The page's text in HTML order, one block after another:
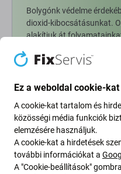
Bolygónk védelme
dioxid-kibocsátásunkat.
alakítjuk át
Newsletter Fix
Iratkozzon fel, hogy
ajánlatunkról szóló
ennek az űrlapnak a
Ez a weboldal cookie-kat
A cookie-kat tartalom és
közösségi média funkciók
elemzésére használjuk.
A cookie-kat a hirdetések
további információkat a
A "Cookie-beállítások"